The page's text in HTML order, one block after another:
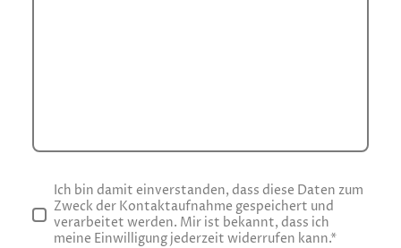
Ich bin damit einverstanden, dass diese Daten zum
Zweck der Kontaktaufnahme gespeichert und
verarbeitet werden. Mir ist bekannt, dass ich
meine Einwilligung jederzeit widerrufen kann.*